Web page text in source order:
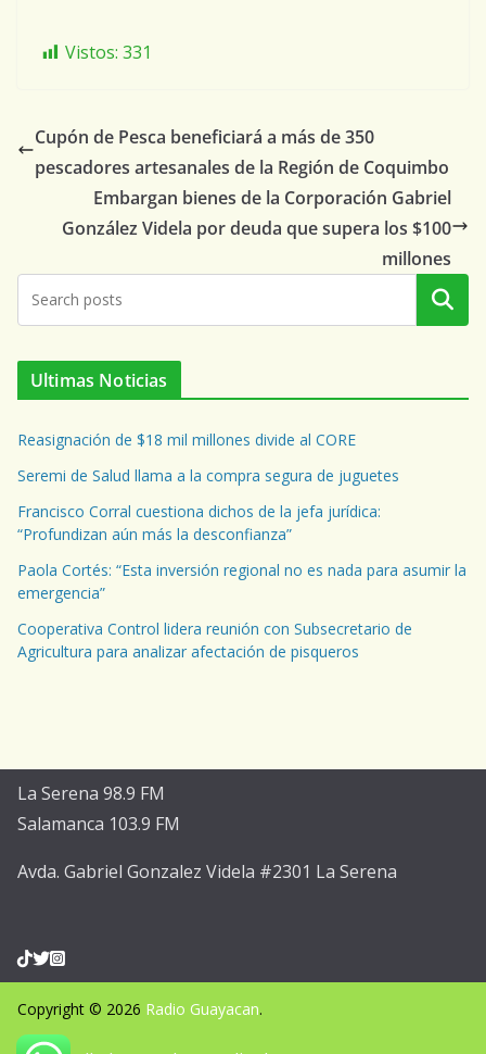
Vistos: 331
Cupón de Pesca beneficiará a más de 350
pescadores artesanales de la Región de Coquimbo
Embargan bienes de la Corporación Gabriel
González Videla por deuda que supera los $100
millones
Buscar
Ultimas Noticias
Reasignación de $18 mil millones divide al CORE
Seremi de Salud llama a la compra segura de juguetes
Francisco Corral cuestiona dichos de la jefa jurídica:
“Profundizan aún más la desconfianza”
Paola Cortés: “Esta inversión regional no es nada para asumir la
emergencia”
Cooperativa Control lidera reunión con Subsecretario de
Agricultura para analizar afectación de pisqueros
La Serena 98.9 FM
Salamanca 103.9 FM
Avda. Gabriel Gonzalez Videla #2301 La Serena
Copyright © 2026 Radio Guayacan.